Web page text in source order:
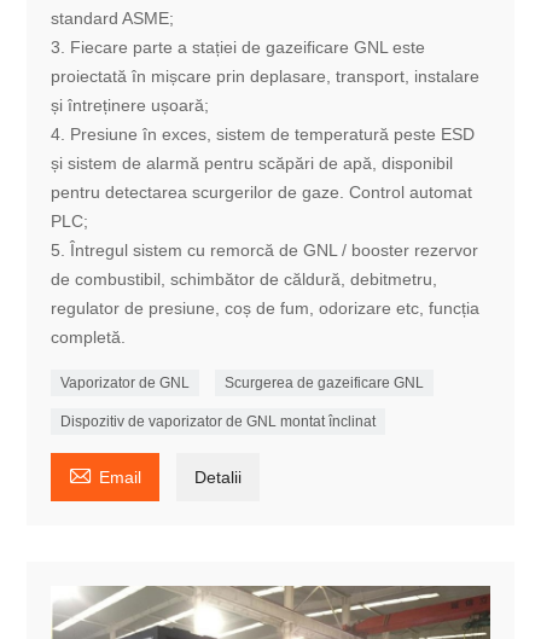
standard ASME;
3. Fiecare parte a stației de gazeificare GNL este
proiectată în mișcare prin deplasare, transport, instalare
și întreținere ușoară;
4. Presiune în exces, sistem de temperatură peste ESD
și sistem de alarmă pentru scăpări de apă, disponibil
pentru detectarea scurgerilor de gaze. Control automat
PLC;
5. Întregul sistem cu remorcă de GNL / booster rezervor
de combustibil, schimbător de căldură, debitmetru,
regulator de presiune, coș de fum, odorizare etc, funcția
completă.
Vaporizator de GNL Scurgerea de gazeificare GNL
Dispozitiv de vaporizator de GNL montat înclinat
 Email Detalii